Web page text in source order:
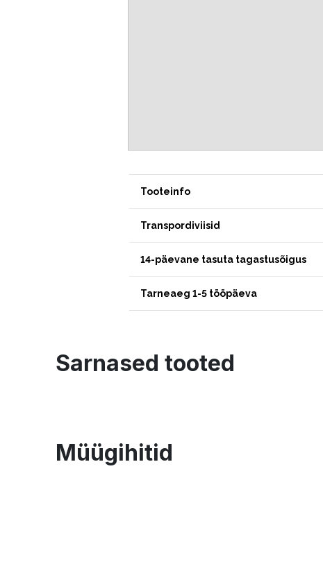
Tooteinfo
Transpordiviisid
14-päevane tasuta tagastusõigus
Tarneaeg 1-5 tööpäeva
Sarnased tooted
Müügihitid